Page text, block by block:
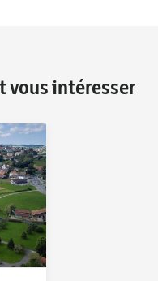
vous intéresser